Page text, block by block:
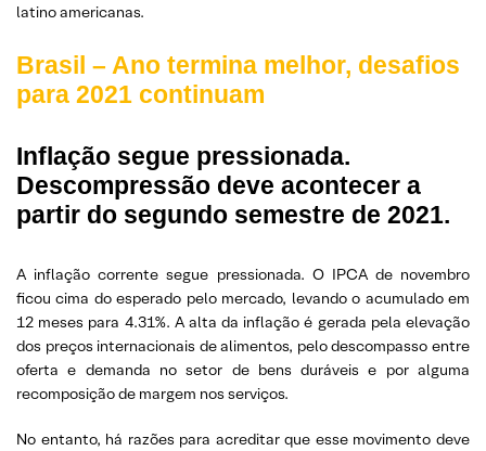
latino americanas.
Brasil – Ano termina melhor, desafios
para 2021 continuam
Inflação segue pressionada.
Descompressão deve acontecer a
partir do segundo semestre de 2021.
A inflação corrente segue pressionada. O IPCA de novembro
ficou cima do esperado pelo mercado, levando o acumulado em
12 meses para 4.31%. A alta da inflação é gerada pela elevação
dos preços internacionais de alimentos, pelo descompasso entre
oferta e demanda no setor de bens duráveis e por alguma
recomposição de margem nos serviços.
No entanto, há razões para acreditar que esse movimento deve